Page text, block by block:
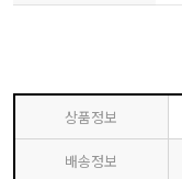
상품정보
배송정보